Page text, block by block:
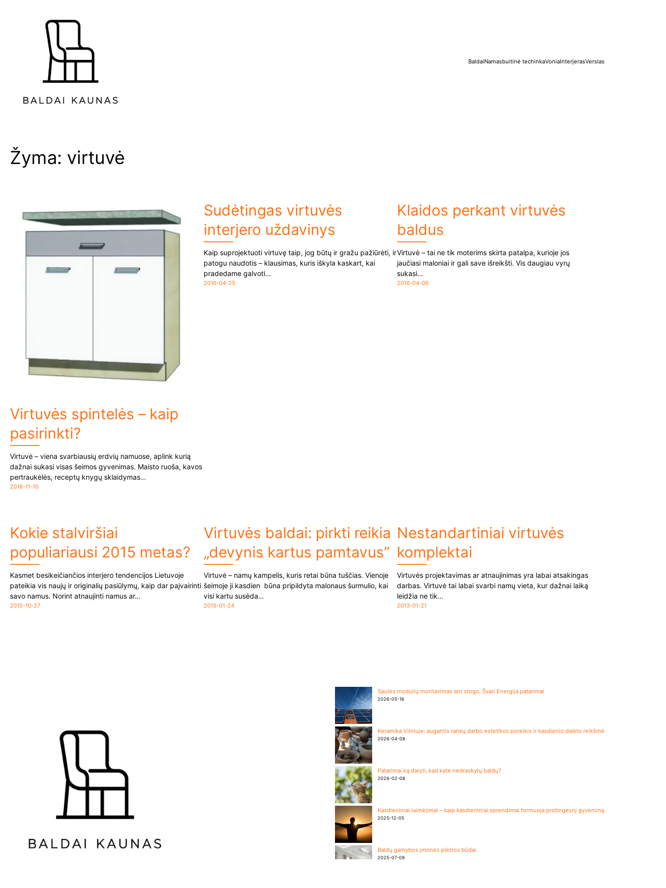
BaldaiNamasbuitinė techinkaVoniaInterjerasVerslas
Žyma: virtuvė
Virtuvės spintelės – kaip
pasirinkti?
Virtuvė – viena svarbiausių erdvių namuose, aplink kurią
dažnai sukasi visas šeimos gyvenimas. Maisto ruoša, kavos
pertraukėlės, receptų knygų sklaidymas…
2018-11-10
Sudėtingas virtuvės
interjero uždavinys
Kaip suprojektuoti virtuvę taip, jog būtų ir gražu pažiūrėti, ir
patogu naudotis – klausimas, kuris iškyla kaskart, kai
pradedame galvoti…
2016-04-25
Klaidos perkant virtuvės
baldus
Virtuvė – tai ne tik moterims skirta patalpa, kurioje jos
jaučiasi maloniai ir gali save išreikšti. Vis daugiau vyrų
sukasi…
2016-04-06
Kokie stalviršiai
populiariausi 2015 metas?
Kasmet besikeičiančios interjero tendencijos Lietuvoje
pateikia vis naujų ir originalių pasiūlymų, kaip dar paįvairinti
savo namus. Norint atnaujinti namus ar…
2015-10-27
Virtuvės baldai: pirkti reikia
„devynis kartus pamtavus”
Virtuvė – namų kampelis, kuris retai būna tuščias. Vienoje
šeimoje ji kasdien būna pripildyta malonaus šurmulio, kai
visi kartu susėda…
2015-01-24
Nestandartiniai virtuvės
komplektai
Virtuvės projektavimas ar atnaujinimas yra labai atsakingas
darbas. Virtuvė tai labai svarbi namų vieta, kur dažnai laiką
leidžia ne tik…
2013-01-21
Saulės modulių montavimas ant stogo. Švari Energija patarimai
2026-05-16
Keramika Vilniuje: augantis rankų darbo estetikos poreikis ir kasdienio daikto reikšmė
2026-04-08
Patarimai ką daryti, kad katė nedraskytų baldų?
2026-02-08
Kasdieniniai laimėjimai – kaip kasdieniniai sprendimai formuoja protingesnį gyvenimą
2025-12-05
Baldų gamybos įmonės plėtros būdai
2025-07-09